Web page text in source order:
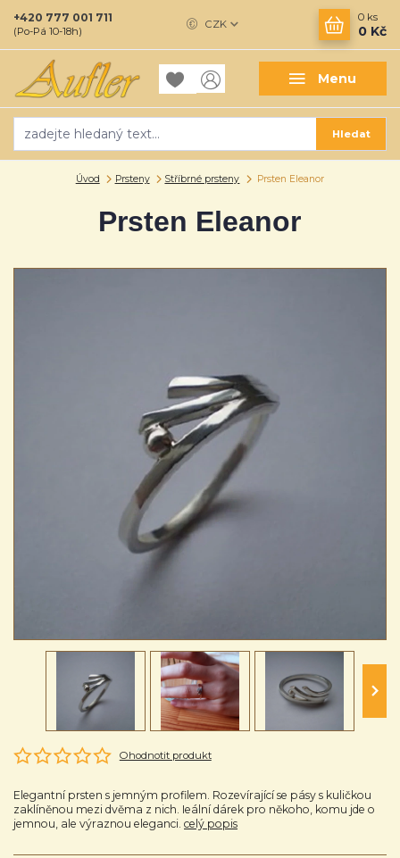
Menu
CZK
Hledat
+420 777 001 711
(Po-Pá 10-18h)
0 ks
0 Kč
Úvod Prsteny Stříbrné prsteny Prsten Eleanor
Prsten Eleanor
Ohodnotit produkt
Elegantní prsten s jemným profilem. Rozevírající se pásy s kuličkou
zaklíněnou mezi dvěma z nich. Ieální dárek pro někoho, komu jde o
jemnou, ale výraznou eleganci. celý popis